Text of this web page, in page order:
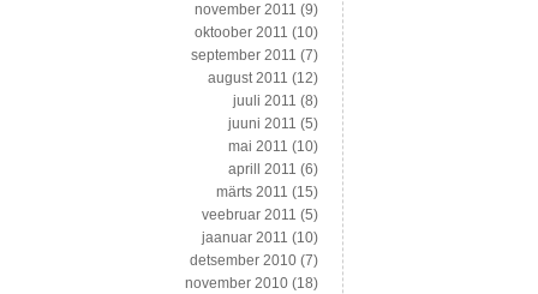
november 2011 (9)
oktoober 2011 (10)
september 2011 (7)
august 2011 (12)
juuli 2011 (8)
juuni 2011 (5)
mai 2011 (10)
aprill 2011 (6)
märts 2011 (15)
veebruar 2011 (5)
jaanuar 2011 (10)
detsember 2010 (7)
november 2010 (18)